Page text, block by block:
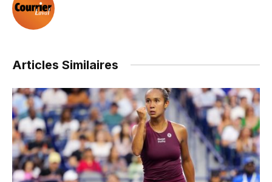
Articles Similaires